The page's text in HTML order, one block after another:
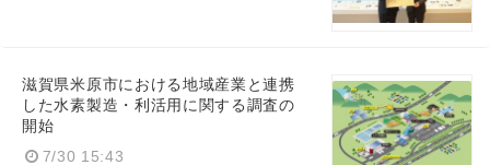
滋賀県米原市における地域産業と連携
した水素製造・利活用に関する調査の
開始
7/30 15:43